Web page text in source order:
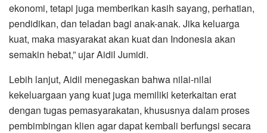
ekonomi, tetapi juga memberikan kasih sayang, perhatian,
pendidikan, dan teladan bagi anak-anak. Jika keluarga
kuat, maka masyarakat akan kuat dan Indonesia akan
semakin hebat,” ujar Aidil Jumidi.
Lebih lanjut, Aidil menegaskan bahwa nilai-nilai
kekeluargaan yang kuat juga memiliki keterkaitan erat
dengan tugas pemasyarakatan, khususnya dalam proses
pembimbingan klien agar dapat kembali berfungsi secara